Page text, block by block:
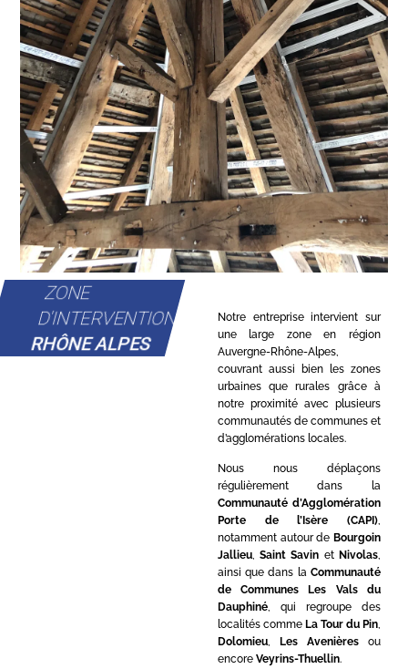
ZONE
D'INTERVENTION
RHÔNE ALPES
Notre entreprise intervient sur
une large zone en région
Auvergne-Rhône-Alpes,
couvrant aussi bien les zones
urbaines que rurales grâce à
notre proximité avec plusieurs
communautés de communes et
d’agglomérations locales.
Nous nous déplaçons
régulièrement dans la
Communauté d’Agglomération
Porte de l’Isère (CAPI),
notamment autour de Bourgoin
Jallieu,Saint Savin et Nivolas,
ainsi que dans la Communauté
de Communes Les Vals du
Dauphiné, qui regroupe des
localités comme La Tour du Pin,
Dolomieu, Les Avenièresou
encore Veyrins-Thuellin.